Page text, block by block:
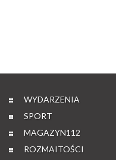
WYDARZENIA
SPORT
MAGAZYN112
ROZMAITOŚCI